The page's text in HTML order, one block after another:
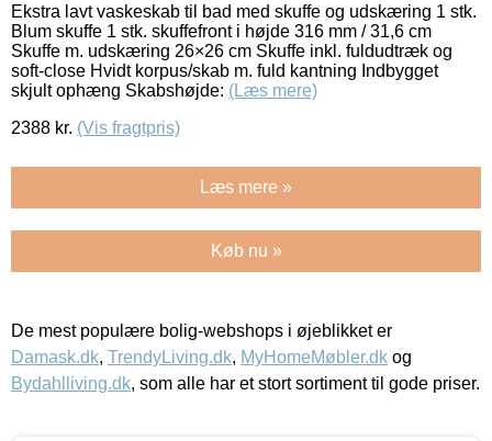
Ekstra lavt vaskeskab til bad med skuffe og udskæring 1 stk.
Blum skuffe 1 stk. skuffefront i højde 316 mm / 31,6 cm
Skuffe m. udskæring 26×26 cm Skuffe inkl. fuldudtræk og
soft-close Hvidt korpus/skab m. fuld kantning Indbygget
skjult ophæng Skabshøjde: (Læs mere)
2388 kr. (Vis fragtpris)
Læs mere »
Køb nu »
De mest populære bolig-webshops i øjeblikket er
Damask.dk, TrendyLiving.dk, MyHomeMøbler.dk og
Bydahlliving.dk, som alle har et stort sortiment til gode priser.